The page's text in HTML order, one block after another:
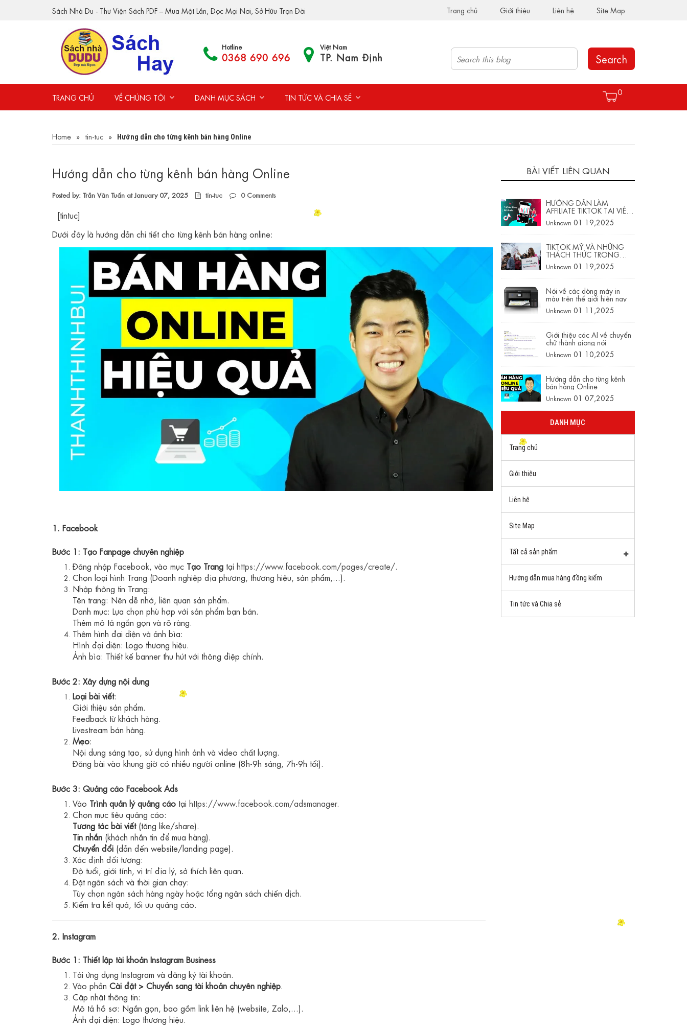
Sách Nhà Du - Thư Viện Sách PDF – Mua Một Lần, Đọc Mọi Nơi, Sở Hữu Trọn Đời Trang chủ Giới thiệu Liên hệ Site Map
Hotline
0368 690 696
Việt Nam
TP. Nam Định Search
TRANG CHỦ VỀ CHÚNG TÔI DANH MỤC SÁCH TIN TỨC VÀ CHIA SẺ
0
Home » tin-tuc » Hướng dẫn cho từng kênh bán hàng Online
Hướng dẫn cho từng kênh bán hàng Online
Posted by: Trần Văn Tuấn at January 07, 2025 tin-tuc 0Comments
[tintuc]
Dưới đây là hướng dẫn chi tiết cho từng kênh bán hàng online:
1. Facebook
Bước 1: Tạo Fanpage chuyên nghiệp
Đăng nhập Facebook, vào mục Tạo Trang tại https://www.facebook.com/pages/create/
Chọn loại hình Trang (Doanh nghiệp địa phương, thương hiệu, sản phẩm,...).
Nhập thông tin Trang:
Tên trang: Nên dễ nhớ, liên quan sản phẩm.
Danh mục: Lựa chọn phù hợp với sản phẩm bạn bán.
Thêm mô tả ngắn gọn và rõ ràng.
Thêm hình đại diện và ảnh bìa:
Hình đại diện: Logo thương hiệu.
Ảnh bìa: Thiết kế banner thu hút với thông điệp chính.
Bước 2: Xây dựng nội dung
Loại bài viết:
Giới thiệu sản phẩm.
Feedback từ khách hàng.
Livestream bán hàng.
Mẹo:
Nội dung sáng tạo, sử dụng hình ảnh và video chất lượng.
Đăng bài vào khung giờ có nhiều người online (8h-9h sáng, 7h-9h tối).
Bước 3: Quảng cáo Facebook Ads
Vào Trình quản lý quảng cáo tại https://www.facebook.com/adsmanager.
Chọn mục tiêu quảng cáo:
Tương tác bài viết(tăng like/share).
Tin nhắn (khách nhắn tin để mua hàng).
Chuyển đổi (dẫn đến website/landing page).
Xác định đối tượng:
Độ tuổi, giới tính, vị trí địa lý, sở thích liên quan.
Đặt ngân sách và thời gian chạy:
Tùy chọn ngân sách hàng ngày hoặc tổng ngân sách chiến dịch.
Kiểm tra kết quả, tối ưu quảng cáo.
2. Instagram
Bước 1: Thiết lập tài khoản Instagram Business
Tải ứng dụng Instagram và đăng ký tài khoản.
Vào phần Cài đặt > Chuyển sang tài khoản chuyên nghiệp
Cập nhật thông tin:
Mô tả hồ sơ: Ngắn gọn, bao gồm link liên hệ (website, Zalo,...).
Ảnh đại diện: Logo thương hiệu.
BÀI VIẾT LIÊN QUAN
HƯỚNG DẪN LÀM
AFFILIATE TIKTOK TẠI VIỆT
NAM: TỪ A ĐẾN Z
Unknown 01 19,2025
TIKTOK MỸ VÀ NHỮNG
THÁCH THỨC TRONG
NĂM 2025
Unknown 01 19,2025
Nói về các dòng máy in
màu trên thế giới hiện nay
Unknown 01 11,2025
Giới thiệu các AI về chuyển
chữ thành giọng nói
Unknown 01 10,2025
Hướng dẫn cho từng kênh
bán hàng Online
Unknown 01 07,2025
DANH MỤC
Trang chủ
Giới thiệu
Liên hệ
Site Map
Tất cả sản phẩm
Hướng dẫn mua hàng đồng kiểm
Tin tức và Chia sẻ